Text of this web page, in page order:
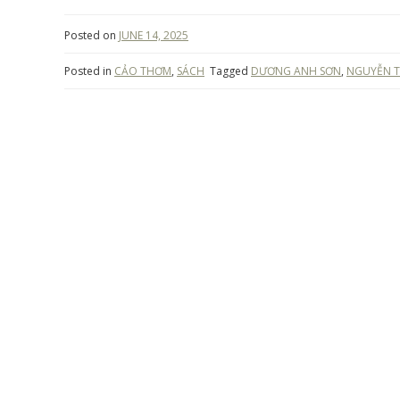
Posted on JUNE 14, 2025
Posted in CẢO THƠM, SÁCH Tagged DƯƠNG ANH SƠN, NGUYỄN